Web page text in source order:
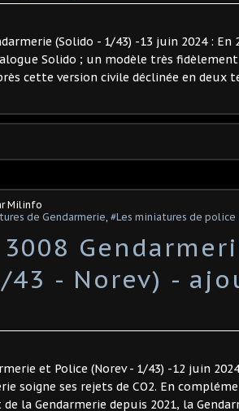
(Solido - 1/43) -13 juin 2024 : En
Solido ; un modèle très
cette version civile déclinée en deux
Milinfo
de Gendarmerie, #Les miniatures de police
43 - Norev) -
et Police (Norev - 1/43) -12 juin
soigne ses rejets de CO2. En
la Gendarmerie depuis 2021, la